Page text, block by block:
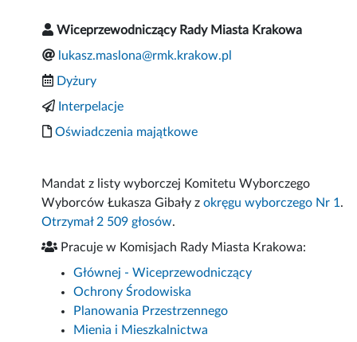
Wiceprzewodniczący Rady Miasta Krakowa
lukasz.maslona@rmk.krakow.pl
Dyżury
Interpelacje
Oświadczenia majątkowe
Mandat z listy wyborczej Komitetu Wyborczego
Wyborców Łukasza Gibały zokręgu wyborczego Nr 1.
Otrzymał 2 509 głosów.
Pracuje w Komisjach Rady Miasta Krakowa:
Głównej - Wiceprzewodniczący
Ochrony Środowiska
Planowania Przestrzennego
Mienia i Mieszkalnictwa